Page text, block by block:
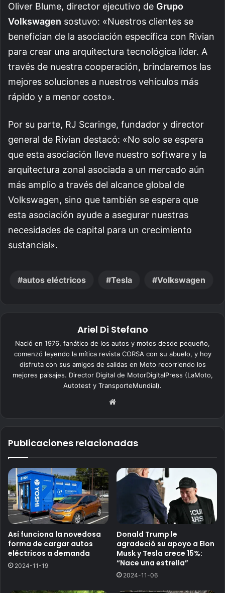
Oliver Blume, director ejecutivo de Grupo
Volkswagen sostuvo: «Nuestros clientes se
benefician de la asociación específica con Rivian
para crear una arquitectura tecnológica líder. A
través de nuestra cooperación, brindaremos las
mejores soluciones a nuestros vehículos más
rápido y a menor costo».
Por su parte, RJ Scaringe, fundador y director
general de Rivian destacó: «No solo se espera
que esta asociación lleve nuestro software y la
arquitectura zonal asociada a un mercado aún
más amplio a través del alcance global de
Volkswagen, sino que también se espera que
esta asociación ayude a asegurar nuestras
necesidades de capital para un crecimiento
sustancial».
autos eléctricos Tesla Volkswagen
Ariel Di Stefano
Nació en 1976, fanático de los autos y motos desde pequeño,
comenzó leyendo la mítica revista CORSA con su abuelo, y hoy
disfruta con sus amigos de salidas en Moto recorriendo los
mejores paisajes. Director Digital de MotorDigitalPress (LaMoto,
Autotest y TransporteMundial).
b
Publicaciones relacionadas
Así funciona la novedosa
forma de cargar autos
eléctricos a demanda
2024-11-19
Donald Trump le
agradeció su apoyo a Elon
Musk y Tesla crece 15%:
“Nace una estrella”
2024-11-06